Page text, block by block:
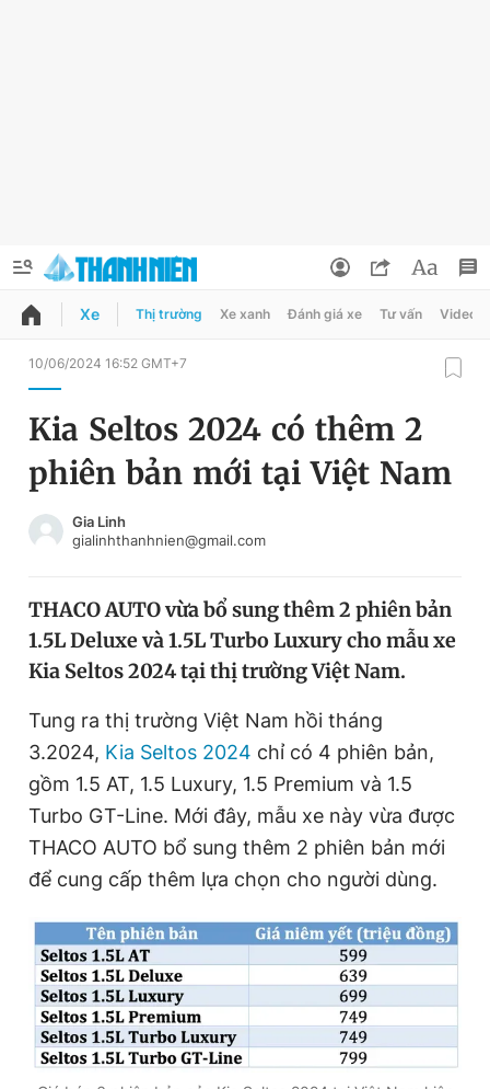
QUẢNG CÁO
Chuyên mục
Chuyên mục khác
Tin thị trường Tin 360
Sản phẩm khác
Tiện ích Bạn cần biết
Thông tin tòa soạn Liên hệ quảng cáo
Đọc Thanh Niên trên điện thoại
Đổi mật khẩu
Tin đã lưu
Tin đã xem
Đăng xuất
Xe Thị trường Xe xanh Đánh giá xe Tư vấn Video
10/06/2024 16:52 GMT+7
Kia Seltos 2024 có thêm 2
phiên bản mới tại Việt Nam
Gia Linh
gialinhthanhnien@gmail.com
THACO AUTO vừa bổ sung thêm 2 phiên bản
1.5L Deluxe và 1.5L Turbo Luxury cho mẫu xe
Kia Seltos 2024 tại thị trường Việt Nam.
Tung ra thị trường Việt Nam hồi tháng
3.2024, Kia Seltos 2024 chỉ có 4 phiên bản,
gồm 1.5 AT, 1.5 Luxury, 1.5 Premium và 1.5
Turbo GT-Line. Mới đây, mẫu xe này vừa được
THACO AUTO bổ sung thêm 2 phiên bản mới
để cung cấp thêm lựa chọn cho người dùng.